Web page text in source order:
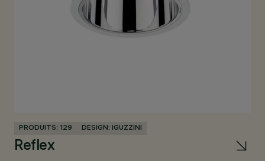
PRODUITS: 129 DESIGN: IGUZZINI
Reflex